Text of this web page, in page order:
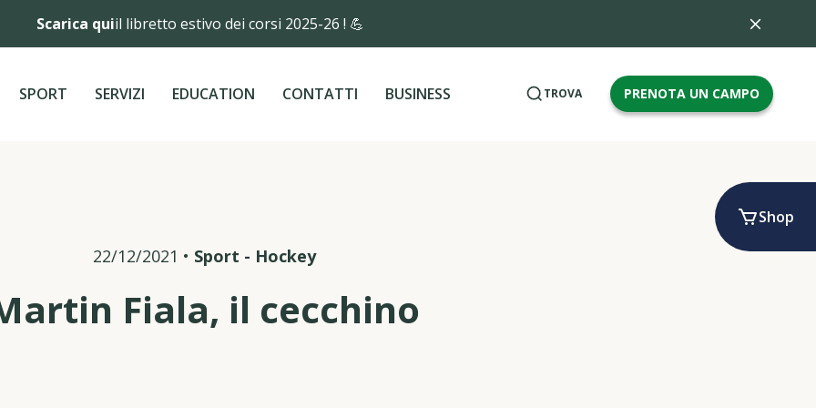
Scarica quiil libretto estivo dei corsi 2025-26 ! 💪
Shop
SPORT SERVIZI EDUCATION CONTATTI BUSINESS TROVA PRENOTA UN CAMPO
22/12/2021 • Sport - Hockey
Fiala, il cecchino